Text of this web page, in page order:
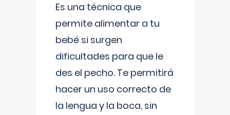
Es una técnica que
permite alimentar a tu
bebé si surgen
dificultades para que le
des el pecho. Te permitirá
hacer un uso correcto de
la lengua y la boca, sin